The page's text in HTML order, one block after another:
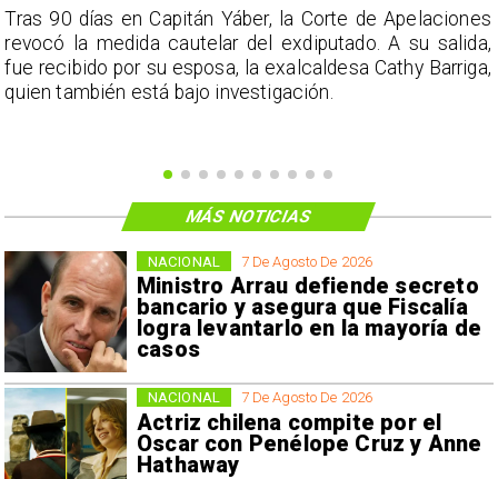
Tras 90 días en Capitán Yáber, la Corte de Apelaciones
revocó la medida cautelar del exdiputado. A su salida,
fue recibido por su esposa, la exalcaldesa Cathy Barriga,
quien también está bajo investigación.
7 De Agosto De 2026
Ministro Arrau defiende secreto
bancario y asegura que Fiscalía
logra levantarlo en la mayoría de
casos
NACIONAL
7 De Agosto De 2026
Actriz chilena compite por el
Oscar con Penélope Cruz y Anne
Hathaway
NACIONAL
MÁS NOTICIAS